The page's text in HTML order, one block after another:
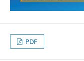
PDF